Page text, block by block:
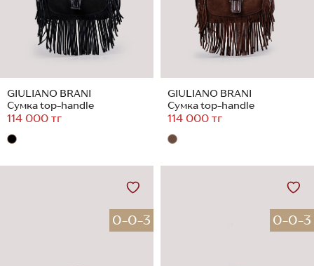
GIULIANO BRANI
Сумка top-handle
114 000 тг
GIULIANO BRANI
Сумка top-handle
114 000 тг
0-0-3 0-0-3